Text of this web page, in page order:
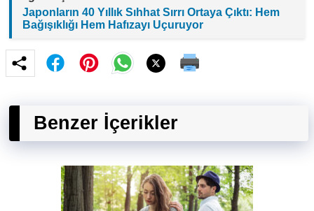
Japonların 40 Yıllık Sıhhat Sırrı Ortaya Çıktı: Hem
Bağışıklığı Hem Hafızayı Uçuruyor
Benzer İçerikler